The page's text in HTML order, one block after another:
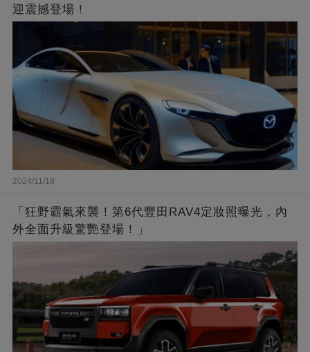
迎震撼登場！
2024/11/18
「狂野霸氣來襲！第6代豐田RAV4定妝照曝光，內
外全面升級驚艷登場！」